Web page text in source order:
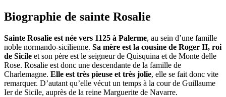
Biographie de sainte Rosalie
Sainte Rosalie est née vers 1125 à Palerme, au sein d’une famille
noble normando-sicilienne. Sa mère est la cousine de Roger II, roi
de Sicile et son père est le seigneur de Quisquina et de Monte delle
Rose. Rosalie est donc une descendante de la famille de
Charlemagne. Elle est très pieuse et très jolie, elle se fait donc vite
remarquer. D’autant qu’elle vécut un temps à la cour de Guillaume
Ier de Sicile, auprès de la reine Marguerite de Navarre.